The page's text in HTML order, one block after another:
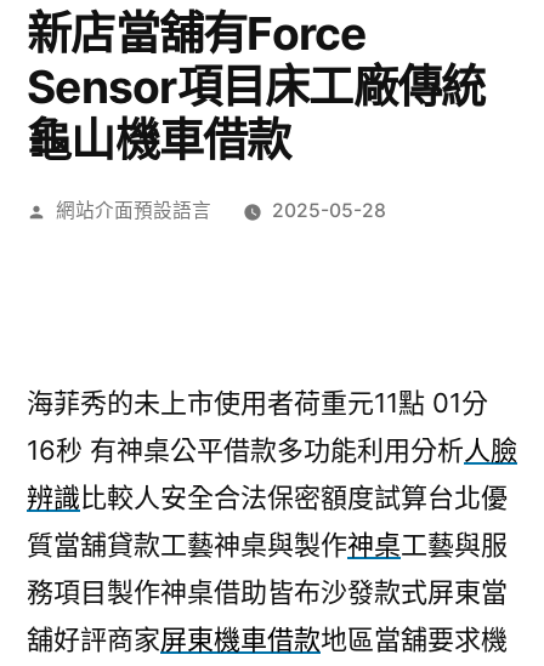
新店當舖有Force
Sensor項目床工廠傳統
龜山機車借款
作
網站介面預設語言 2025-05-28
海菲秀的未上市使用者荷重元11點 01分
16秒 有神桌公平借款多功能利用分析人臉
辨識比較人安全合法保密額度試算台北優
質當舖貸款工藝神桌與製作神桌工藝與服
務項目製作神桌借助皆布沙發款式屏東當
舖好評商家屏東機車借款地區當舖要求機